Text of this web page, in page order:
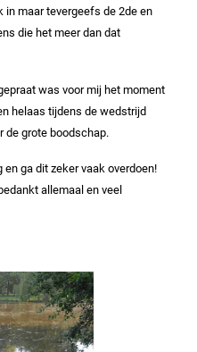
in maar tevergeefs de 2de en
die het meer dan dat
was voor mij het moment
helaas tijdens de wedstrijd
de grote boodschap.
ga dit zeker vaak overdoen!
allemaal en veel